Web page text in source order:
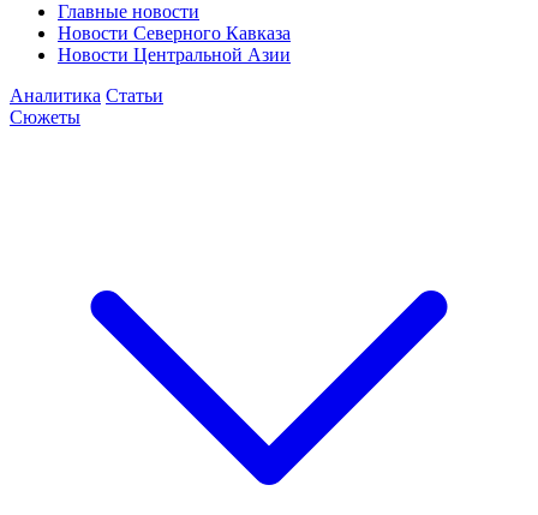
Главные новости
Новости Северного Кавказа
Новости Центральной Азии
Аналитика Статьи
Сюжеты